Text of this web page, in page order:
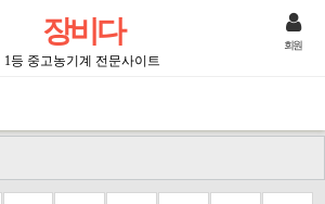
장비다
1등 중고농기계 전문사이트
회원